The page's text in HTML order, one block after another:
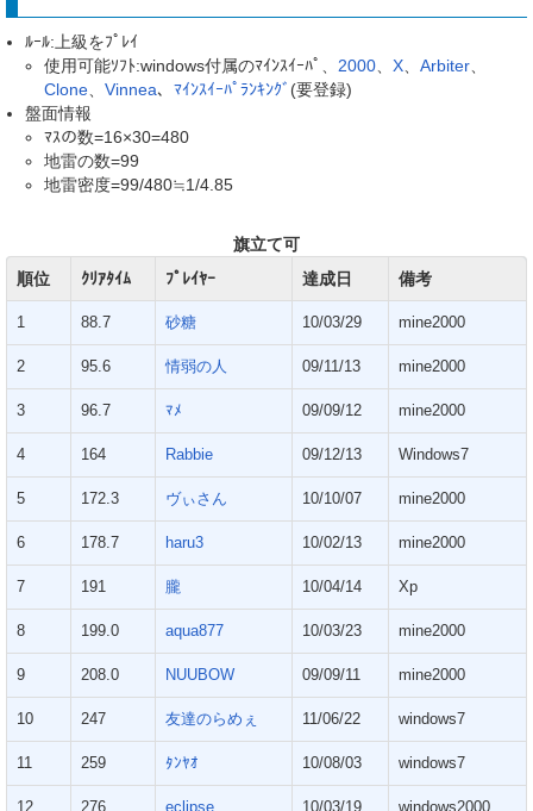
ﾙｰﾙ:上級をﾌﾟﾚｲ
使用可能ｿﾌﾄ:windows付属のﾏｲﾝｽｲｰﾊﾟ、 2000、 X、 Arbiter、
Clone、 Vinnea、 ﾏｲﾝｽｲｰﾊﾟﾗﾝｷﾝｸﾞ (要登録)
盤面情報
ﾏｽの数=16×30=480
地雷の数=99
地雷密度=99/480≒1/4.85
旗立て可
順位
ｸﾘｱﾀｲﾑ ﾌﾟﾚｲﾔｰ 達成日 備考
1 88.7 砂糖 10/03/29 mine2000
2 95.6 情弱の人 09/11/13 mine2000
3 96.7 ﾏﾒ 09/09/12 mine2000
4 164 Rabbie 09/12/13 Windows7
5 172.3 ヴぃさん 10/10/07 mine2000
6 178.7 haru3 10/02/13 mine2000
7 191 朧 10/04/14 Xp
8 199.0 aqua877 10/03/23 mine2000
9 208.0 NUUBOW 09/09/11 mine2000
10 247 友達のらめぇ 11/06/22 windows7
11 259 ﾀﾝﾔｵ 10/08/03 windows7